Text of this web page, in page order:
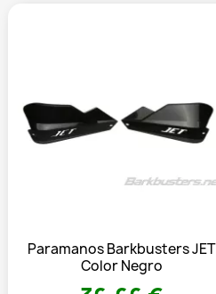
Paramanos Barkbusters JET
Color Negro